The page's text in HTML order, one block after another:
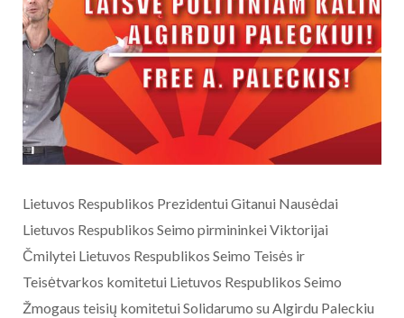
Lietuvos Respublikos Prezidentui Gitanui Nausėdai
Lietuvos Respublikos Seimo pirmininkei Viktorijai
Čmilytei Lietuvos Respublikos Seimo Teisės ir
Teisėtvarkos komitetui Lietuvos Respublikos Seimo
Žmogaus teisių komitetui Solidarumo su Algirdu Paleckiu